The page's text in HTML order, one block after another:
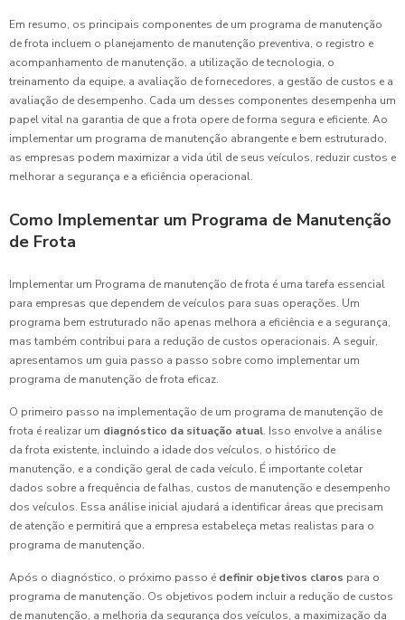
Em resumo, os principais componentes de um programa de manutenção
de frota incluem o planejamento de manutenção preventiva, o registro e
acompanhamento de manutenção, a utilização de tecnologia, o
treinamento da equipe, a avaliação de fornecedores, a gestão de custos e a
avaliação de desempenho. Cada um desses componentes desempenha um
papel vital na garantia de que a frota opere de forma segura e eficiente. Ao
implementar um programa de manutenção abrangente e bem estruturado,
as empresas podem maximizar a vida útil de seus veículos, reduzir custos e
melhorar a segurança e a eficiência operacional.
Como Implementar um Programa de Manutenção
de Frota
Implementar um Programa de manutenção de frota é uma tarefa essencial
para empresas que dependem de veículos para suas operações. Um
programa bem estruturado não apenas melhora a eficiência e a segurança,
mas também contribui para a redução de custos operacionais. A seguir,
apresentamos um guia passo a passo sobre como implementar um
programa de manutenção de frota eficaz.
O primeiro passo na implementação de um programa de manutenção de
frota é realizar um diagnóstico da situação atual. Isso envolve a análise
da frota existente, incluindo a idade dos veículos, o histórico de
manutenção, e a condição geral de cada veículo. É importante coletar
dados sobre a frequência de falhas, custos de manutenção e desempenho
dos veículos. Essa análise inicial ajudará a identificar áreas que precisam
de atenção e permitirá que a empresa estabeleça metas realistas para o
programa de manutenção.
Após o diagnóstico, o próximo passo é definir objetivos claros para o
programa de manutenção. Os objetivos podem incluir a redução de custos
de manutenção, a melhoria da segurança dos veículos, a maximização da